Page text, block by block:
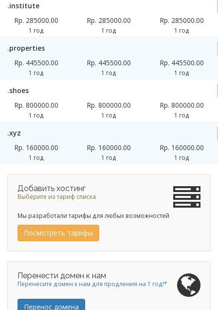
.institute
Rp. 285000.00
1 год
Rp. 285000.00
1 год
Rp. 285000.00
1 год
.properties
Rp. 445500.00
1 год
Rp. 445500.00
1 год
Rp. 445500.00
1 год
.shoes
Rp. 800000.00
1 год
Rp. 800000.00
1 год
Rp. 800000.00
1 год
.xyz
Rp. 160000.00
1 год
Rp. 160000.00
1 год
Rp. 160000.00
1 год
Добавить хостинг
Выберите из тариф списка
Мы разработали тарифы для любых возможностей
Посмотреть тарифы
Перенести домен к нам
Перенесите домен к нам для продления на 1 год!*
Перенос домена